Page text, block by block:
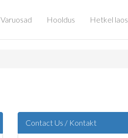
Varuosad Hooldus Hetkel laos
Contact Us / Kontakt